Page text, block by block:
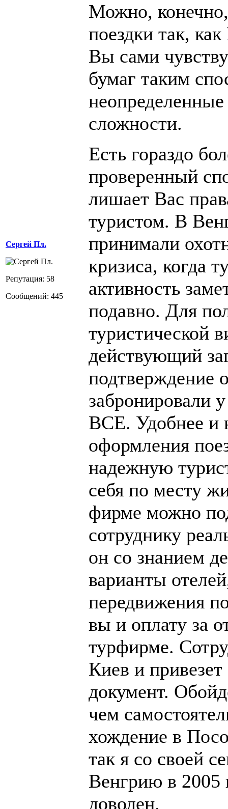
Сергей Пл.
Репутация: 58
Сообщений: 445
Можно,
поездки так,
Вы сами
бумаг таким
сложности.
Есть гораздо
проверенный
лишает Вас
туристом. В
принимали
кризиса, когда
активность
подавно. Для
туристической
действующий
подтверждение
забронировали
ВСЕ. Удобнее и
оформления
надежную
себя по месту
фирме можно
сотруднику
он со знанием
варианты
передвижения
вы и оплату за
турфирме.
Киев и
документ.
чем
хождение в
так я со своей
Венгрию в 2005
доволен.